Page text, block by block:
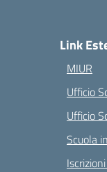
Link
MIUR
Ufficio
Ufficio
Scuola